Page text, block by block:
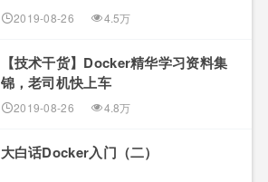
2019-08-26 4.5万
【技术干货】Docker精华学习资料集
锦，老司机快上车
2019-08-26 4.8万
大白话Docker入门（二）